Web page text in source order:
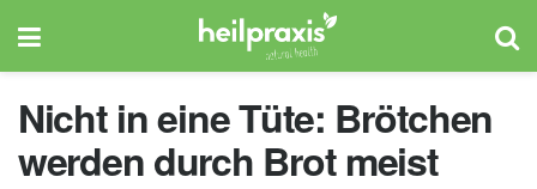
Nicht in eine Tüte: Brötchen
werden durch Brot meist